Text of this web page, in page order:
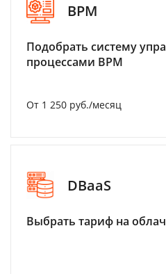
BPM
Подобрать систему
процессами BPM
От 1 250 руб./месяц
DBaaS
Выбрать тариф на